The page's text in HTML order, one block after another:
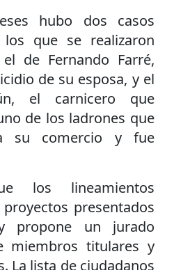
hubo dos casos
que se realizaron
de Fernando Farré,
de su esposa, y el
el carnicero que
de los ladrones que
su comercio y fue
los lineamientos
presentados
propone un jurado
miembros titulares y
La lista de ciudadanos